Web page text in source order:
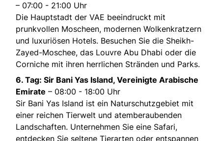
– 07:00 - 21:00 Uhr
Die Hauptstadt der VAE beeindruckt mit
prunkvollen Moscheen, modernen Wolkenkratzern
und luxuriösen Hotels. Besuchen Sie die Sheikh-
Zayed-Moschee, das Louvre Abu Dhabi oder die
Corniche mit ihren herrlichen Stränden und Parks.
6. Tag: Sir Bani Yas Island, Vereinigte Arabische
Emirate – 08:00 - 18:00 Uhr
Sir Bani Yas Island ist ein Naturschutzgebiet mit
einer reichen Tierwelt und atemberaubenden
Landschaften. Unternehmen Sie eine Safari,
entdecken Sie seltene Tierarten oder entspannen